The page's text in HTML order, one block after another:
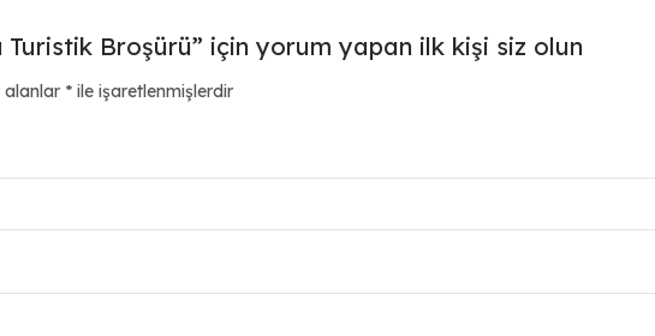
Turistik Broşürü” için yorum yapan ilk kişi siz olun
alanlar * ile işaretlenmişlerdir